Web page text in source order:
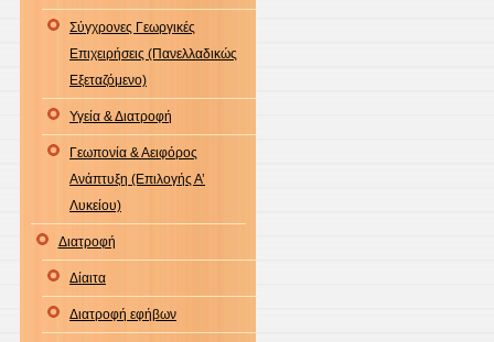
Σύγχρονες Γεωργικές
Επιχειρήσεις (Πανελλαδικώς
Εξεταζόμενο)
Υγεία & Διατροφή
Γεωπονία & Αειφόρος
Ανάπτυξη (Επιλογής Α’
Λυκείου)
Διατροφή
Δίαιτα
Διατροφή εφήβων